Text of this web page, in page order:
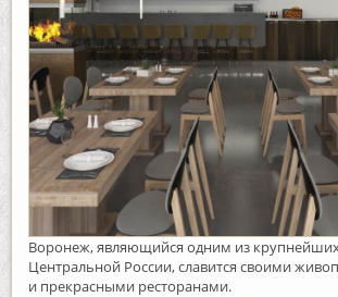
Воронеж, являющийся одним из
Центральной России, славится своими
и прекрасными ресторанами.